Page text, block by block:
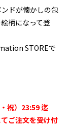
ドが懐かしの包
柄になって登
STOREで
祝）23:59 迄
ご注文を受け付